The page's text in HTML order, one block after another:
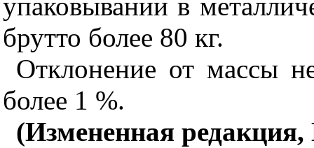
упаковывании в
брутто более 80 кг.
Отклонение от массы
более 1 %.
(Измененная